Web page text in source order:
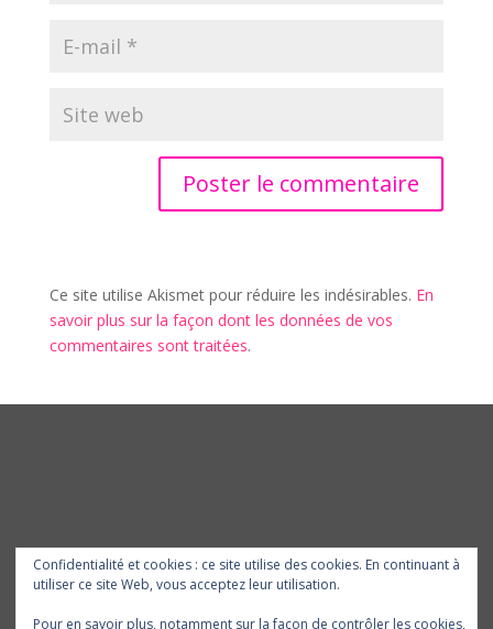
Ce site utilise Akismet pour réduire les indésirables. En
savoir plus sur la façon dont les données de vos
commentaires sont traitées.
Confidentialité et cookies : ce site utilise des cookies. En continuant à
utiliser ce site Web, vous acceptez leur utilisation.
Pour en savoir plus, notamment sur la façon de contrôler les cookies,